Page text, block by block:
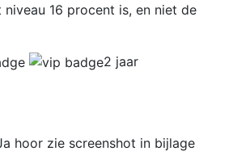
16 procent is, en niet de
2 jaar
hoor zie screenshot in bijlage